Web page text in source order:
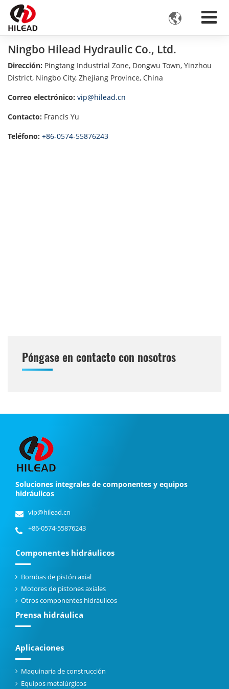

Ningbo Hilead Hydraulic Co., Ltd.
Dirección: Pingtang Industrial Zone, Dongwu Town, Yinzhou
District, Ningbo City, Zhejiang Province, China
Correo electrónico: vip@hilead.cn
Contacto: Francis Yu
Teléfono: +86-0574-55876243
Póngase en contacto con nosotros
Soluciones integrales de componentes y equipos
hidráulicos
vip@hilead.cn
+86-0574-55876243
Componentes hidráulicos
Bombas de pistón axial
Motores de pistones axiales
Otros componentes hidráulicos
Prensa hidráulica
Aplicaciones
Maquinaria de construcción
Equipos metalúrgicos